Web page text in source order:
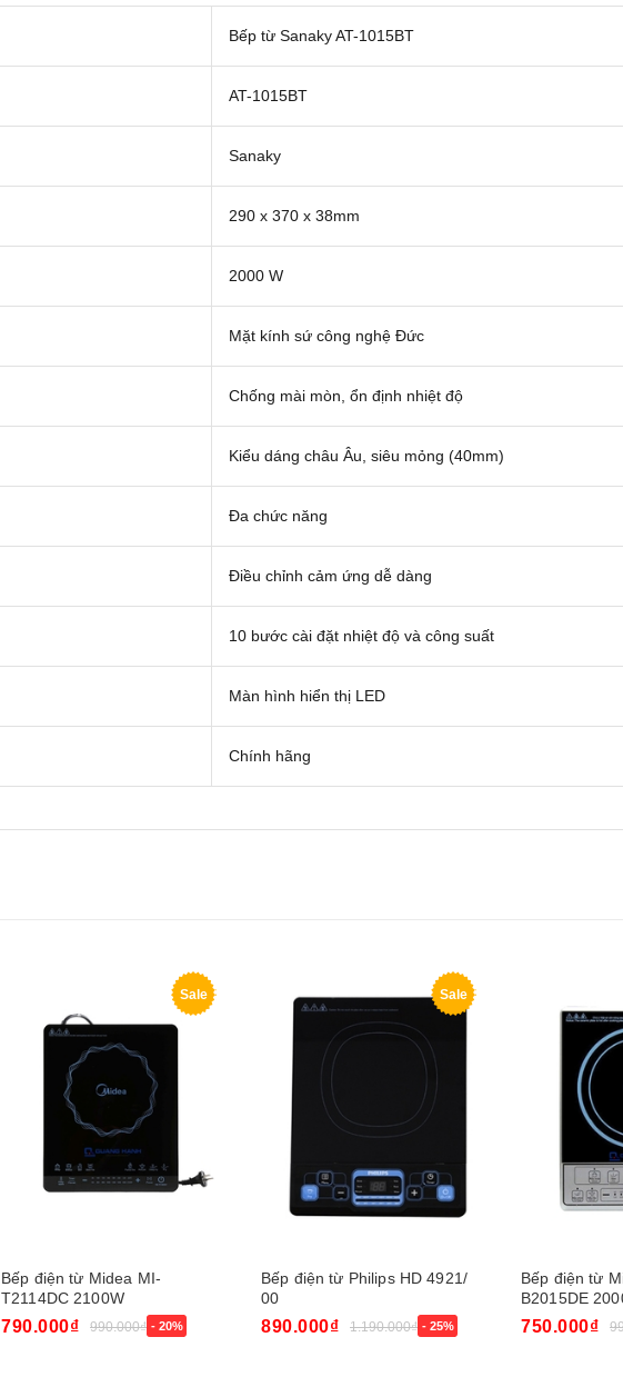
Bếp từ Sanaky AT-1015BT
AT-1015BT
Sanaky
290 x 370 x 38mm
2000 W
Mặt kính sứ công nghệ Đức
Chống mài mòn, ổn định nhiệt độ
Kiểu dáng châu Âu, siêu mỏng (40mm)
Đa chức năng
Điều chỉnh cảm ứng dễ dàng
10 bước cài đặt nhiệt độ và công suất
Màn hình hiển thị LED
Chính hãng
Sale
Bếp điện từ Midea MI-
T2114DC 2100W
790.000₫ 990.000₫ - 20%
Sale
Bếp điện từ Philips HD 4921/
00
890.000₫ 1.190.000₫ - 25%
Bếp điện từ
B2015DE
750.000₫